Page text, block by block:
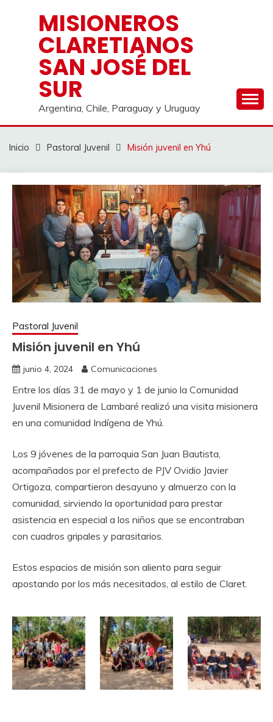
contenidoMISIONEROS
CLARETIANOS
SAN JOSÉ DEL
SUR
Argentina, Chile, Paraguay y Uruguay
Inicio Pastoral Juvenil Misión juvenil en Yhú
Pastoral Juvenil
Misión juvenil en Yhú
junio 4, 2024 Comunicaciones
Entre los días 31 de mayo y 1 de junio la Comunidad
Juvenil Misionera de Lambaré realizó una visita misionera
en una comunidad Indígena de Yhú.
Los 9 jóvenes de la parroquia San Juan Bautista,
acompañados por el prefecto de PJV Ovidio Javier
Ortigoza, compartieron desayuno y almuerzo con la
comunidad, sirviendo la oportunidad para prestar
asistencia en especial a los niños que se encontraban
con cuadros gripales y parasitarios.
Estos espacios de misión son aliento para seguir
apostando por los más necesitados, al estilo de Claret.